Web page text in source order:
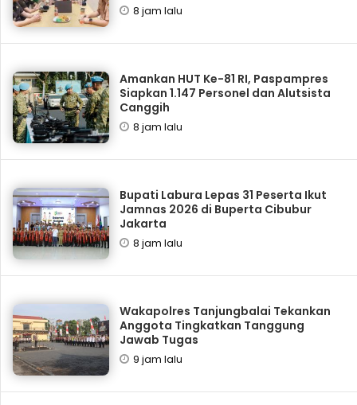
8 jam lalu
Amankan HUT Ke-81 RI, Paspampres
Siapkan 1.147 Personel dan Alutsista
Canggih
8 jam lalu
Bupati Labura Lepas 31 Peserta Ikut
Jamnas 2026 di Buperta Cibubur
Jakarta
8 jam lalu
Wakapolres Tanjungbalai Tekankan
Anggota Tingkatkan Tanggung
Jawab Tugas
9 jam lalu